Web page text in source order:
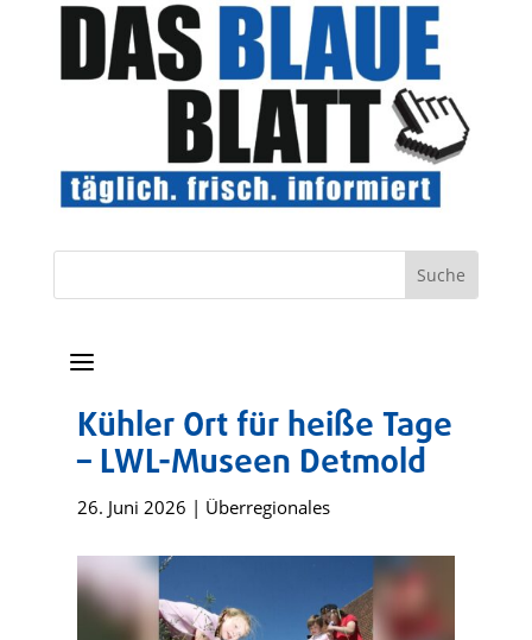
a
Kühler Ort für heiße Tage
– LWL-Museen Detmold
26. Juni 2026 | Überregionales